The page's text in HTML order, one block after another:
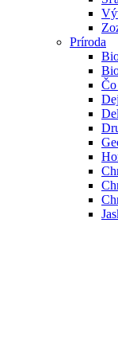
Príroda